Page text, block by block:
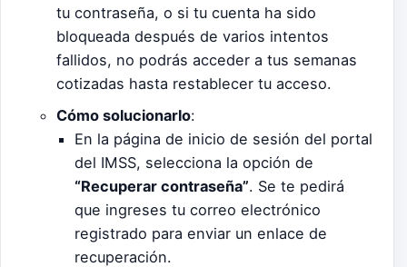
tu contraseña, o si tu cuenta ha sido
bloqueada después de varios intentos
fallidos, no podrás acceder a tus semanas
cotizadas hasta restablecer tu acceso.
Cómo solucionarlo:
En la página de inicio de sesión del portal
del IMSS, selecciona la opción de
“Recuperar contraseña”. Se te pedirá
que ingreses tu correo electrónico
registrado para enviar un enlace de
recuperación.